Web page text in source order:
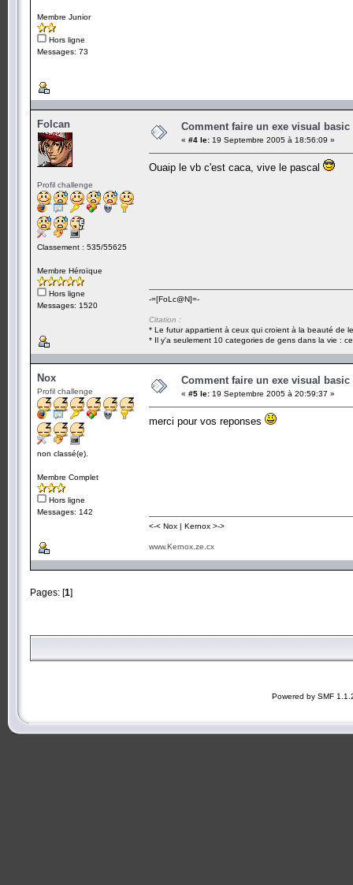
Membre Junior
Hors ligne
Messages: 73
Folcan
Profil challenge
Classement : 535/55625
Membre Héroïque
Hors ligne
Messages: 1520
Comment faire un exe visual
« #4 le: 19 Septembre 2005 à 18:56:09 »
Ouaip le vb c'est caca, vive le pascal
-=[FoLc@N]=-
Citation :
* Le futur appartient à ceux qui croient à la beauté de
* Il y'a seulement 10 categories de gens dans la vie :
Nox
Profil challenge
non classé(e).
Membre Complet
Hors ligne
Messages: 142
Comment faire un exe visual
« #5 le: 19 Septembre 2005 à 20:59:37 »
merci pour vos reponses
<-< Nox | Kernox >->
www.Kernox.ze.cx
Pages: [1]
Powered by SMF